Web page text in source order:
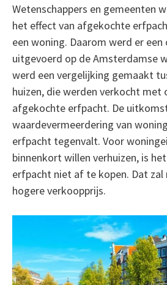
Wetenschappers en gemeenten
het effect van afgekochte
een woning. Daarom werd er een
uitgevoerd op de Amsterdamse
werd een vergelijking gemaakt
huizen, die werden verkocht met
afgekochte erfpacht. De
waardevermeerdering van
erfpacht tegenvalt. Voor
binnenkort willen verhuizen, is
erfpacht niet af te kopen. Dat zal
hogere verkoopprijs.